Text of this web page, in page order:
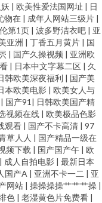
| 欧美性爱法国网址 | 日
物在 | 成年人网站三级片 |
第1页 | 波多野洁衣吧 | 亚
亚洲 | 丁香五月黄片 | 国
| 国产久操视频 | 亚洲欧
| 日本中文字幕二区 | 久
韩欧美深夜福利 | 国产美
本欧美电影 | 欧美女人与
| 国产91 | 日韩欧美国产精
视频在线 | 欧美极品色影
观看 | 国产不卡高清 | 97
草人人 | 国产精品一级在
频下载 | 国产国产午 | 欧
| 成人自拍电影 | 最新日本
国产A | 亚洲不卡一二 | 亚
网站 | 操操操操艹艹艹操 |
色 | 老湿黄色片免费看 |